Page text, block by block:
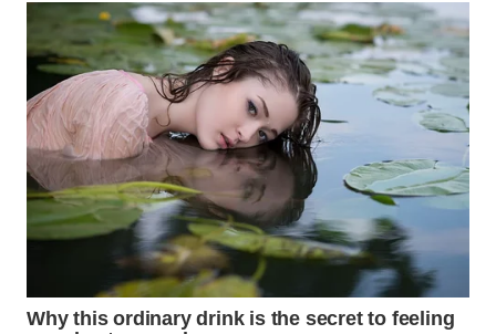
WN
KALSEL
WN
KALTIM
WN
SULSEL
GORONTALO